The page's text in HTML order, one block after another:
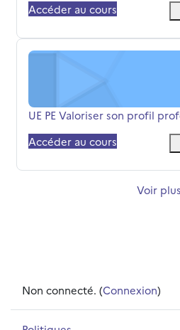
Accéder au cours
UE PE Valoriser son profil
Nom du cours
UE PE Valoriser son profil
Accéder au cours
Voir plus
Non connecté. (Connexion)